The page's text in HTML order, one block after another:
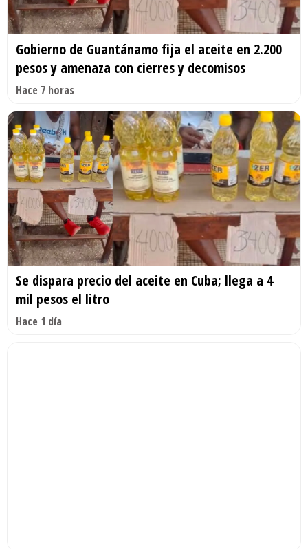
Gobierno de Guantánamo fija el aceite en 2.200
pesos y amenaza con cierres y decomisos
Hace 7 horas
Se dispara precio del aceite en Cuba; llega a 4
mil pesos el litro
Hace 1 día